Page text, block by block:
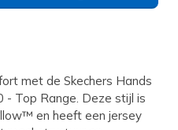
met de Skechers Hands
- Top Range. Deze stijl is
en heeft een jersey